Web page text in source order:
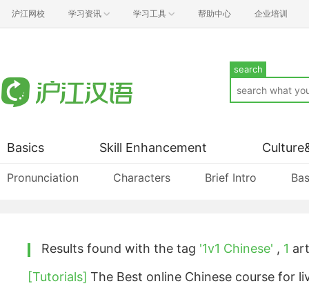
沪江网校 学习资讯 学习工具 帮助中心 企业培训
search
Basics
Pronunciation Characters Brief Intro
Skill Enhancement
Results found with the tag '1v1 Chinese' , 1
[Tutorials] The Best online Chinese course for